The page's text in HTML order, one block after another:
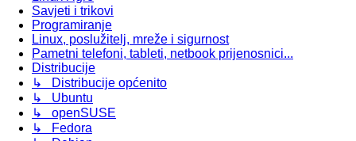
Savjeti i trikovi
Programiranje
Linux, poslužitelj, mreže i sigurnost
Pametni telefoni, tableti, netbook prijenosnici...
Distribucije
↳ Distribucije općenito
↳ Ubuntu
↳ openSUSE
↳ Fedora